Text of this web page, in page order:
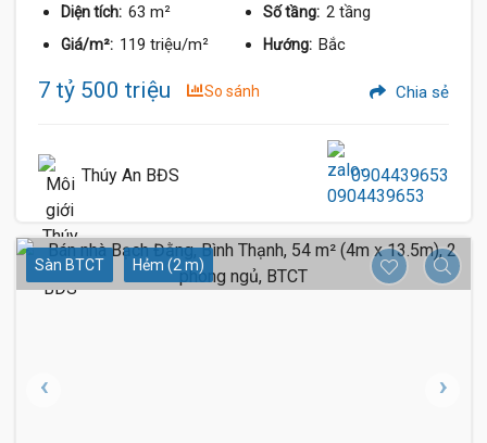
Diện tích: 63 m² Số tầng: 2 tầng
Giá/m²: 119 triệu/m² Hướng: Bắc
7 tỷ 500 triệu So sánh Chia sẻ
Thúy An BĐS 0904439653
Sàn BTCT Hẻm (2 m)